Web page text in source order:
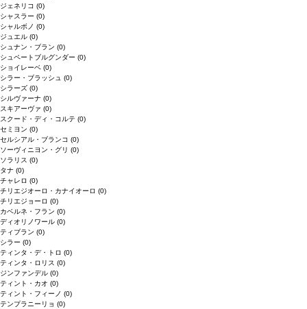
ジェネリコ (0)
シャスラー (0)
シャルボノ (0)
ジュエル (0)
シュナン・ブラン (0)
シュペートブルグンダー (0)
ショイレーベ (0)
シラー・ブラッシュ (0)
シラーズ (0)
シルヴァーナ (0)
スキアーヴァ (0)
スクード・ディ・コルテ (0)
セミヨン (0)
セルシアル・ブランコ (0)
ソーヴィニヨン・グリ (0)
ソラリス (0)
タナ (0)
チャレロ (0)
チリエジオーロ・カナイオーロ (0)
チリエジョーロ (0)
カベルネ・フラン (0)
ディオリノワール (0)
ティブラン (0)
シラー (0)
ティンタ・デ・トロ (0)
ティンタ・ロリス (0)
ジンファンデル (0)
ティント・カオ (0)
ティント・フィーノ (0)
テンプラニーリョ (0)